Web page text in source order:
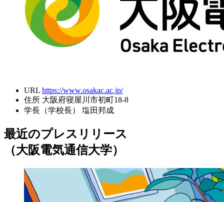
URL https://www.osakac.ac.jp/
住所 大阪府寝屋川市初町18-8
学長（学校長）
塩田邦成
最近のプレスリリース
（大阪電気通信大学）